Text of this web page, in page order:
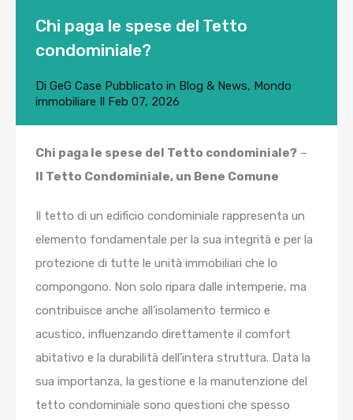
Chi paga le spese del Tetto
condominiale?
Di GeG Case Pubblicato in Blog & News, Mondo
immobiliare Il Feb 07, 2026
Chi paga le spese del Tetto condominiale? –
Il Tetto Condominiale, un Bene Comune
Il tetto di un edificio condominiale rappresenta un
elemento fondamentale per la sua integrità e per la
protezione di tutte le unità immobiliari che lo
compongono. Non solo ripara dalle intemperie, ma
contribuisce anche all’isolamento termico e
acustico, influenzando direttamente il comfort
abitativo e la durabilità dell’intera struttura. Data la
sua importanza, la gestione e la manutenzione del
tetto condominiale sono questioni che spesso